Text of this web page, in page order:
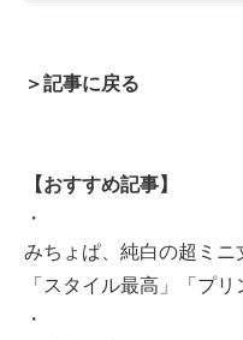
＞記事に戻る
【おすすめ記事】
・
みちょぱ、純白の超ミニ
「スタイル最高」「プリ
・